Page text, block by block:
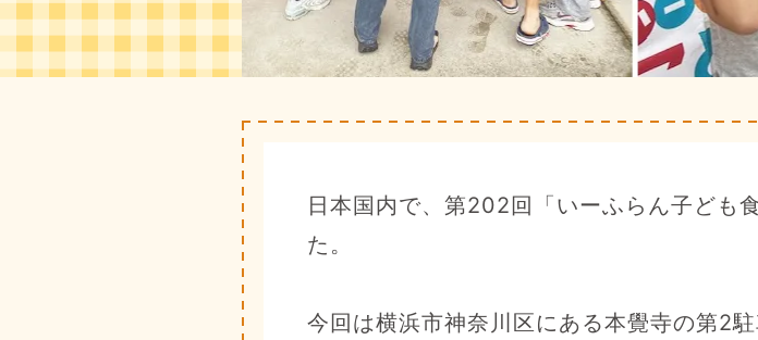
日本国内で、第202回「いーふらん子ども
た。
今回は横浜市神奈川区にある本覺寺の第2